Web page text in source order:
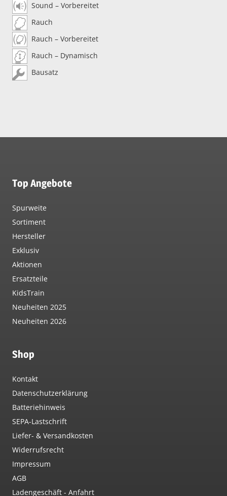
Sound – Vorbereitet
Rauch
Rauch – Vorbereitet
Rauch – Dynamisch
Bausatz
Top Angebote
Spurweite
Sortiment
Hersteller
Exklusiv
Aktionen
Ersatzteile
KidsTrain
Neuheiten 2025
Neuheiten 2026
Shop
Kontakt
Datenschutzerklärung
Batteriehinweis
SEPA-Lastschrift
Liefer- & Versandkosten
Widerrufsrecht
Impressum
AGB
Ladengeschäft - Anfahrt